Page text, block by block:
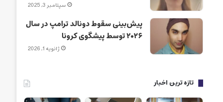
سپتامبر 3, 2025
پیش‌بینی سقوط دونالد ترامپ در سال
۲۰۲۶ توسط پیشگوی کرونا
ژانویه 1, 2026
تازه ترین اخبار